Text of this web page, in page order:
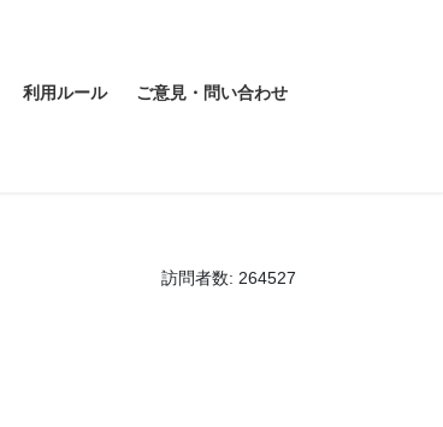
利用ルール ご意見・問い合わせ
訪問者数: 264527